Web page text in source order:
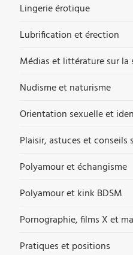
Lingerie érotique
Lubrification et érection
Médias et littérature sur la
Nudisme et naturisme
Orientation sexuelle et
Plaisir, astuces et conseils
Polyamour et échangisme
Polyamour et kink BDSM
Pornographie, films X et
Pratiques et positions